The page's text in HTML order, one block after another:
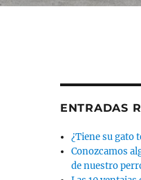
ENTRADAS
¿Tiene su gato
Conozcamos
de nuestro